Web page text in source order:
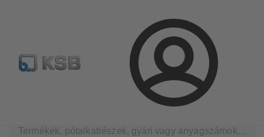
Bejelentkezés
Hírlevél Termékkonfiguráció Termékek keresése
Olaj- és gázipar
tartomány